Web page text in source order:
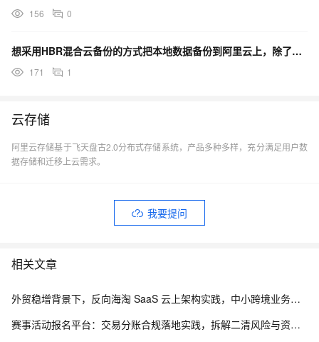
156 0
想采用HBR混合云备份的方式把本地数据备份到阿里云上，除了购买空间之外还需要购买哪些资源？
171 1
云存储
阿里云存储基于飞天盘古2.0分布式存储系统，产品多种多样，充分满足用户数
据存储和迁移上云需求。
我要提问
相关文章
外贸稳增背景下，反向海淘 SaaS 云上架构实践，中小跨境业务如何低成本扛住流量脉冲
赛事活动报名平台：交易分账合规落地实践，拆解二清风险与资金隔离要点